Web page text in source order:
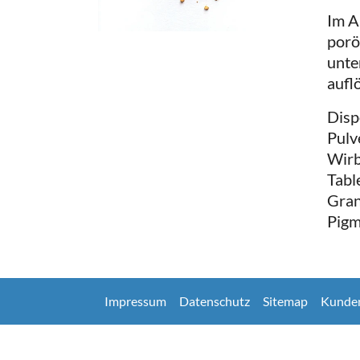
Im
Impressum Datenschutz Sitemap